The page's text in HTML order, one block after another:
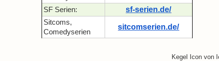
SF Serien: sf-serien.de/
Sitcoms,
Comedyserien
sitcomserien.de/
Kegel Icon von